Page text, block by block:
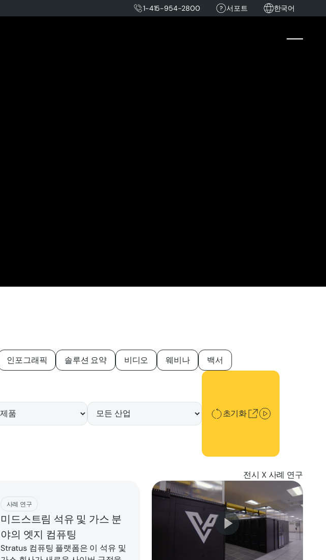
1-415-954-2800 서포트 한국어
인포그래픽 솔루션 요약 비디오 웨비나 백서
초기화
초기화
전시 X 사례 연구
사례 연구
미드스트림 석유 및 가스 분
야의 엣지 컴퓨팅
Stratus 컴퓨팅 플랫폼은 이 석유 및
Download